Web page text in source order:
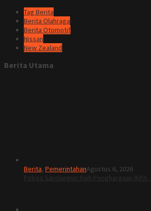
Tag Berita
Berita Olahraga
Berita Otomotif
Nissan
New Zealand
Berita Utama
Berita, PemerintahanAgustus 6, 2026
Polres Sarolangun Raih Penghargaan IKPA …